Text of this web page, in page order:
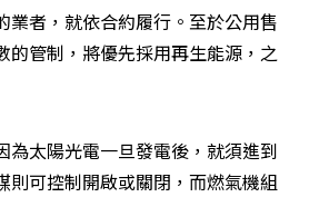
業者，就依合約履行。至於公用售
的管制，將優先採用再生能源，之
為太陽光電一旦發電後，就須進到
則可控制開啟或關閉，而燃氣機組